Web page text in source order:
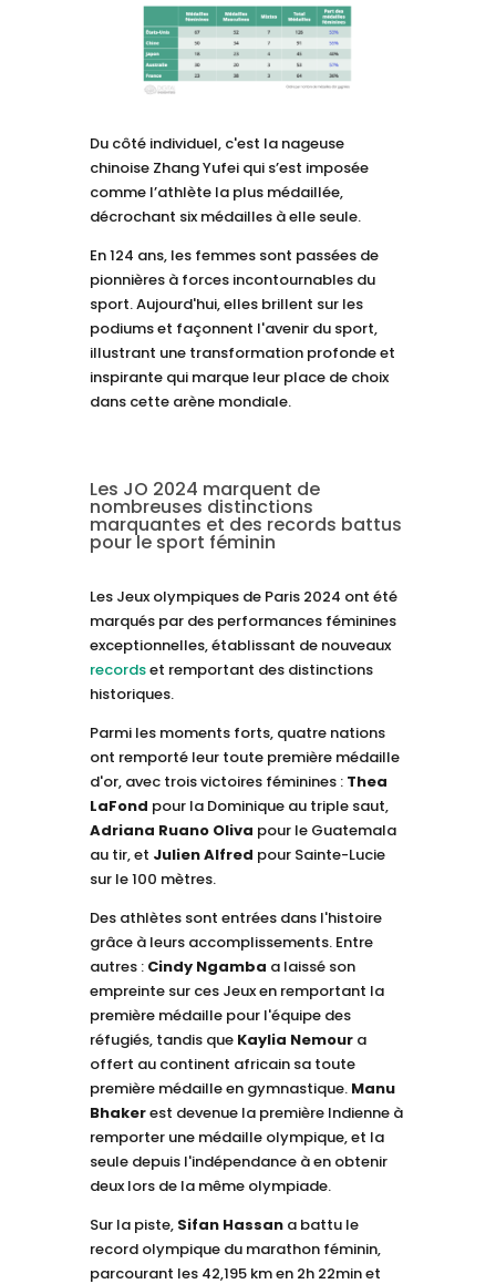
Du côté individuel, c'est la nageuse
chinoise Zhang Yufei qui s’est imposée
comme l’athlète la plus médaillée,
décrochant six médailles à elle seule.
En 124 ans, les femmes sont passées de
pionnières à forces incontournables du
sport. Aujourd'hui, elles brillent sur les
podiums et façonnent l'avenir du sport,
illustrant une transformation profonde et
inspirante qui marque leur place de choix
dans cette arène mondiale.
Les JO 2024 marquent de
nombreuses distinctions
marquantes et des records battus
pour le sport féminin
Les Jeux olympiques de Paris 2024 ont été
marqués par des performances féminines
exceptionnelles, établissant de nouveaux
recordset remportant des distinctions
historiques.
Parmi les moments forts, quatre nations
ont remporté leur toute première médaille
d'or, avec trois victoires féminines : Thea
LaFond pour la Dominique au triple saut,
Adriana Ruano Oliva pour le Guatemala
au tir, et Julien Alfred pour Sainte-Lucie
sur le 100 mètres.
Des athlètes sont entrées dans l'histoire
grâce à leurs accomplissements. Entre
autres : Cindy Ngamba a laissé son
empreinte sur ces Jeux en remportant la
première médaille pour l'équipe des
réfugiés, tandis que Kaylia Nemoura
offert au continent africain sa toute
première médaille en gymnastique. Manu
Bhakerest devenue la première Indienne à
remporter une médaille olympique, et la
seule depuis l'indépendance à en obtenir
deux lors de la même olympiade.
Sur la piste, Sifan Hassana battu le
record olympique du marathon féminin,
parcourant les 42,195 km en 2h 22min et